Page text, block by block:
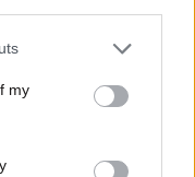
one or more Google
You may click to
third-party tags to
in below Google
my
αντιμετώπιση της